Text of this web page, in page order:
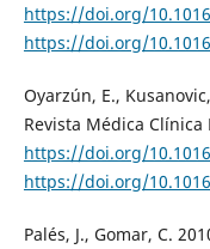
https://doi.org/
https://doi.org/
Oyarzún, E.,
Revista Médica Clínica
https://doi.org/
https://doi.org/
Palés, J., Gomar, C.